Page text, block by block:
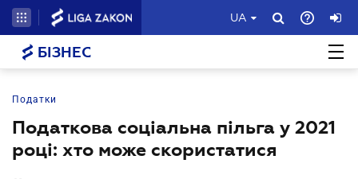
UA
БІЗНЕС
Податки
Податкова соціальна пільга у 2021
році: хто може скористатися